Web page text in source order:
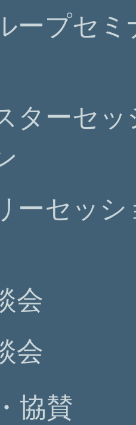
ープセミ
ターセッ
ーセッシ
会
会
協賛